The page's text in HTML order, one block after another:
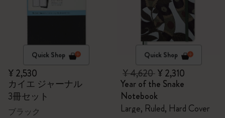
Quick Shop
¥ 2,530
カイエ ジャーナル
3冊セット
ブラック
Quick Shop
¥ 4,620¥ 2,310
Year of the Snake
Notebook
Large, Ruled, Hard Cover